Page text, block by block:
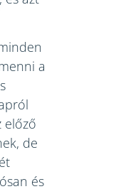
a
előző
de
és